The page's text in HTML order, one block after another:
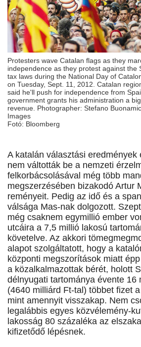
Protesters wave Catalan flags as they
independence as they protest against the
tax laws during the National Day of
on Tuesday, Sept. 11, 2012. Catalan
said he'll push for independence from
government grants his administration a
revenue. Photographer: Stefano
Images
Fotó: Bloomberg
A katalán választási eredmények
nem váltották be a nemzeti
felkorbácsolásával még több
megszerzésében bizakodó Artur
reményeit. Pedig az idő és a
válsága Mas-nak dolgozott.
még csaknem egymillió ember
utcáira a 7,5 millió lakosú
követelve. Az akkori
alapot szolgáltatott, hogy a
központi megszorítások miatt
a közalkalmazottak bérét, holott
délnyugati tartománya évente 16
(4640 milliárd Ft-tal) többet fizet
mint amennyit visszakap. Nem
legalábbis egyes közvélemény-
lakosság 80 százaléka az
kifizetődő lépésnek.